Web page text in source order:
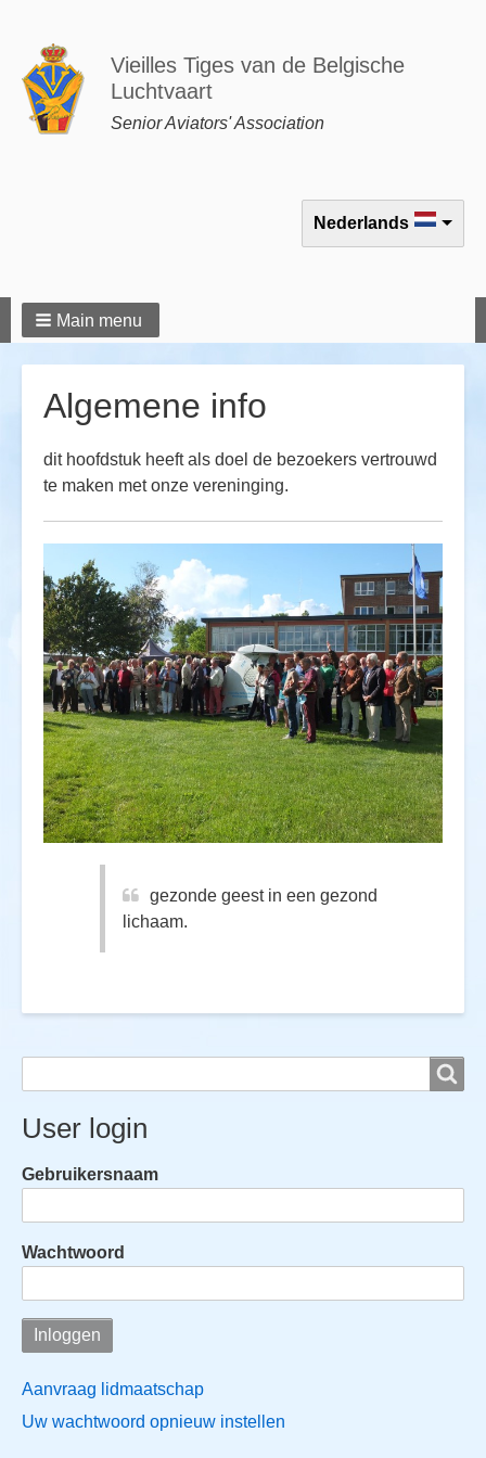
Vieilles Tiges van de Belgische
Luchtvaart
Senior Aviators' Association
Select your language
Nederlands
Main menu
Algemene info
dit hoofdstuk heeft als doel de bezoekers vertrouwd
te maken met onze vereninging.
gezonde geest in een gezond
lichaam.
User login
Gebruikersnaam
Wachtwoord
Aanvraag lidmaatschap
Uw wachtwoord opnieuw instellen